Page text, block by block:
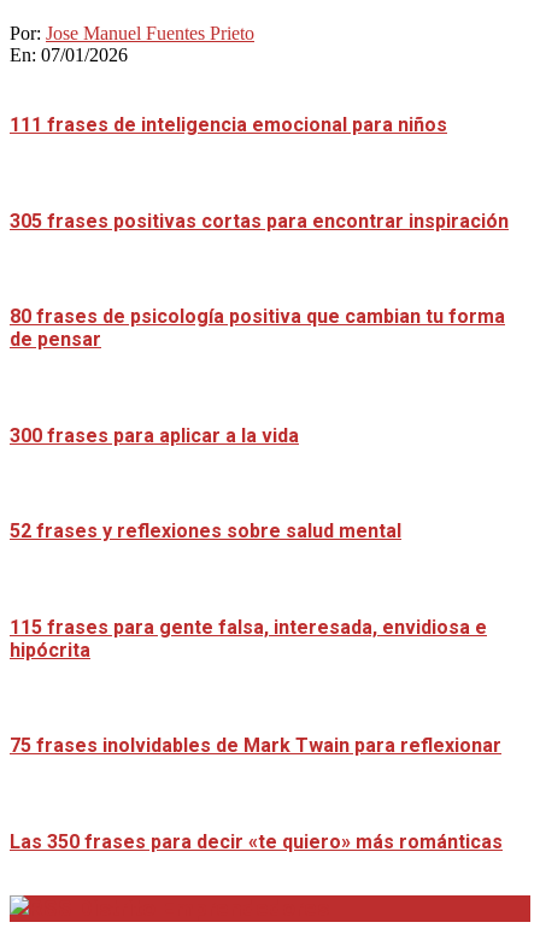
Por: Jose Manuel Fuentes Prieto
En: 07/01/2026
111 frases de inteligencia emocional para niños
305 frases positivas cortas para encontrar inspiración
80 frases de psicología positiva que cambian tu forma
de pensar
300 frases para aplicar a la vida
52 frases y reflexiones sobre salud mental
115 frases para gente falsa, interesada, envidiosa e
hipócrita
75 frases inolvidables de Mark Twain para reflexionar
Las 350 frases para decir «te quiero» más románticas